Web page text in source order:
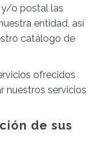
y/o postal las
entidad, así
catálogo de
ofrecidos
nuestros servicios
de sus